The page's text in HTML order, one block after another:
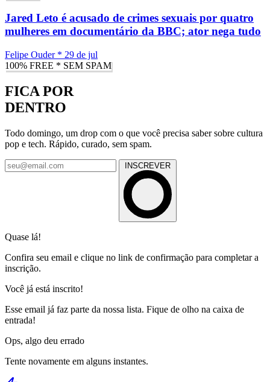
Jared Leto é acusado de crimes sexuais por quatro
mulheres em documentário da BBC; ator nega tudo
Felipe Ouder * 29 de jul
100% FREE * SEM SPAM
FICA POR
DENTRO
Todo domingo, um drop com o que você precisa saber sobre cultura
pop e tech. Rápido, curado, sem spam.
INSCREVER
Quase lá!
Confira seu email e clique no link de confirmação para completar a
inscrição.
Você já está inscrito!
Esse email já faz parte da nossa lista. Fique de olho na caixa de
entrada!
Ops, algo deu errado
Tente novamente em alguns instantes.